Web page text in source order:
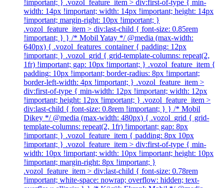
!important; } .vozol_feature_item > div:first-of-type { min-
width: 14px !important; width: 14px !important; height: 14px
!important; margin-right: 10px !important; }
.vozol_feature_item > div:last-child { font-size: 0.85rem
!important; } } /* Mobil Yatay */ @media (max-width:
640px) { .vozol_features_container { padding: 12px
!important; } .vozol_grid { grid-template-columns: repeat(2,
1fr) !important; gap: 10px !important; } .vozol_feature_item {
padding: 10px !important; border-radius: 8px !important;
border-left-width: 4px !important; } .vozol_feature_item >
div:first-of-type { min-width: 12px !important; width: 12px
!important; height: 12px !important; } .vozol_feature_item >
div:last-child { font-size: 0.8rem !important; } } /* Mobil
Dikey */ @media (max-width: 480px) { .vozol_grid { grid-
template-columns: repeat(2, 1fr) !important; gap: 8px
!important; } .vozol_feature_item { padding: 8px 10px
!important; } .vozol_feature_item > div:first-of-type { min-
width: 10px !important; width: 10px !important; height: 10px
!important; margin-right: 8px !important; }
.vozol_feature_item > div:last-child { font-size: 0.78rem
!important; white-space: nowrap; overflow: hidden; text-